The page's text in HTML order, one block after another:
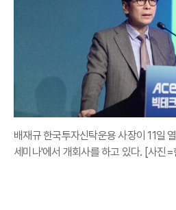
배재규 한국투자신탁운용 사장이 11일
세미나'에서 개회사를 하고 있다. [사진=